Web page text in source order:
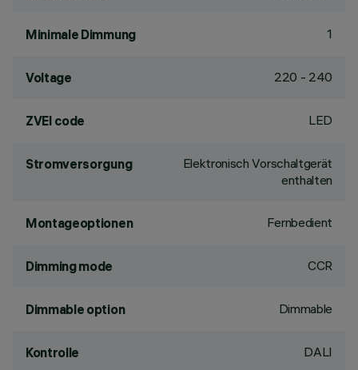
Minimale Dimmung 1
Voltage 220 - 240
ZVEI code LED
Stromversorgung
Elektronisch Vorschaltgerät
enthalten
Montageoptionen Fernbedient
Dimming mode CCR
Dimmable option Dimmable
Kontrolle DALI